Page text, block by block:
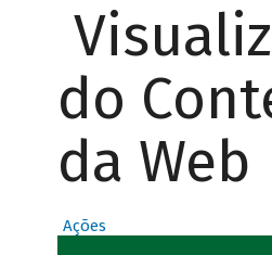
do
da Web
Ações